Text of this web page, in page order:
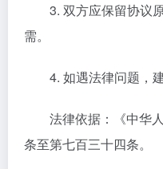
3. 双方应保留协议原
需。
4. 如遇法律问题，建
法律依据：《中华人
条至第七百三十四条。